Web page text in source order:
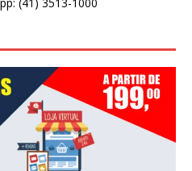
(41) 3513-1000